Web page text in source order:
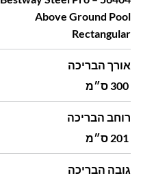
Above Ground Pool
Rectangular
אורך הבריכה
רוחב הבריכה
גובה הבריכה